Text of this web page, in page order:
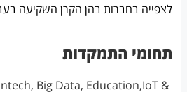
לצפייה בחברות בהן הקרן השקיעה
תחומי התמקדות
Big Data, Education,IoT &